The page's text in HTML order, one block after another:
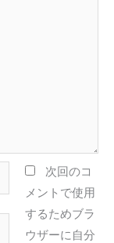
次回のコ
メントで使用
するためブラ
ウザーに自分